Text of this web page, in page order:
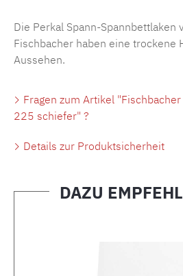
Die Perkal Spann-Spannbettlaken
Fischbacher haben eine trockene
Aussehen.
Fragen zum Artikel
225 schiefer" ?
Details zur Produktsicherheit
DAZU